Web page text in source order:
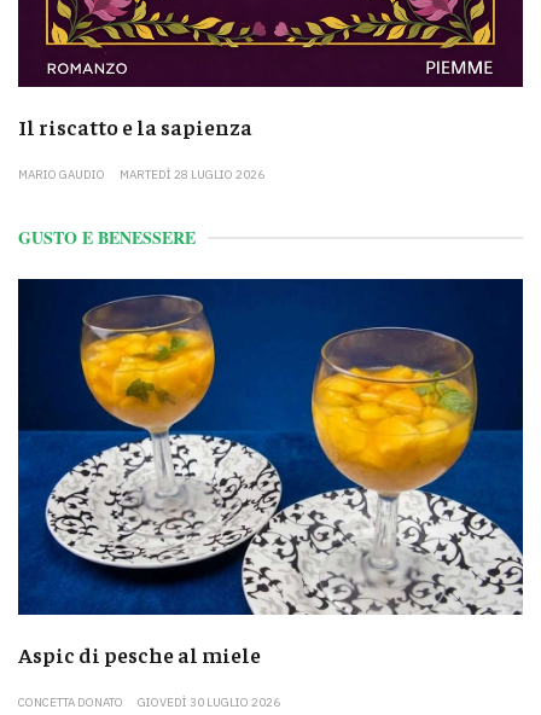
Il riscatto e la sapienza
MARIO GAUDIO MARTEDÌ 28 LUGLIO 2026
GUSTO E BENESSERE
Aspic di pesche al miele
CONCETTA DONATO GIOVEDÌ 30 LUGLIO 2026